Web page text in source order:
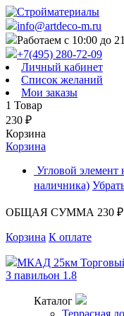
info@artdeco-m.ru
Работаем с 10:00 до
+7(495) 280-72-09
Личный кабинет
Список желаний
Мои заказы
1 Товар
230 ₽
Корзина
Корзина
Угловой
наличника)
ОБЩАЯ СУММА 230 ₽
Корзина К оплате
МКАД 25км
З павильон 1.8
Каталог
Террасная